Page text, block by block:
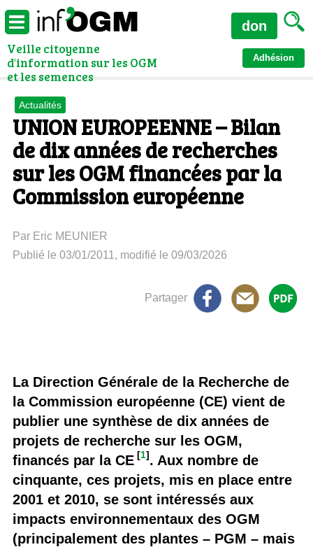
Veille citoyenne
d'information sur les OGM
et les semences
Adhésion
don
Actualités
UNION EUROPEENNE – Bilan
de dix années de recherches
sur les OGM financées par la
Commission européenne
Par Eric MEUNIER
Publié le 03/01/2011, modifié le 09/03/2026
Partager
La Direction Générale de la Recherche de
la Commission européenne (CE) vient de
publier une synthèse de dix années de
projets de recherche sur les OGM,
financés par la CE[1]. Aux nombre de
cinquante, ces projets, mis en place entre
2001 et 2010, se sont intéressés aux
impacts environnementaux des OGM
(principalement des plantes – PGM – mais